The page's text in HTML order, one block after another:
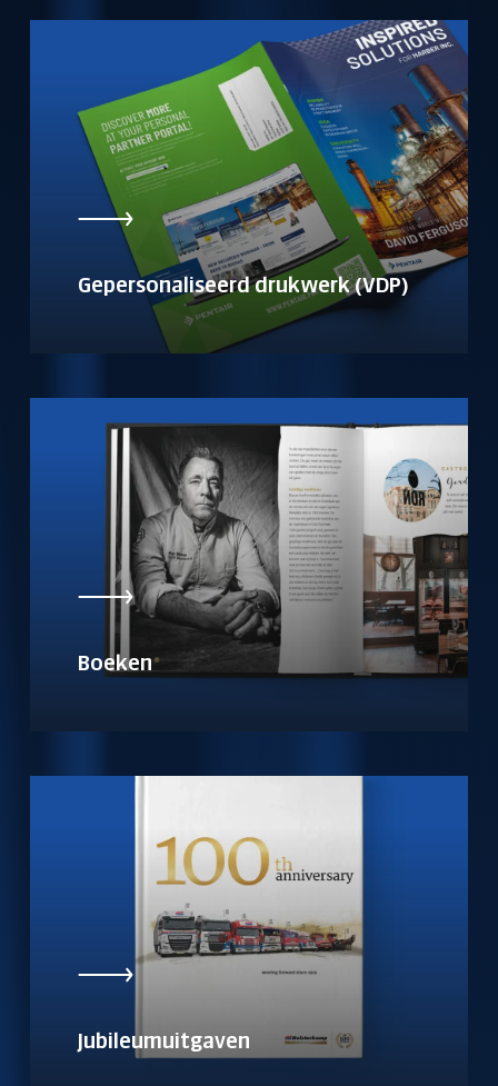
Gepersonaliseerd drukwerk (VDP)
Boeken
Jubileumuitgaven